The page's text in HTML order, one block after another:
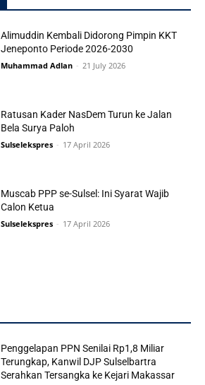
Alimuddin Kembali Didorong Pimpin KKT
Jeneponto Periode 2026-2030
Muhammad Adlan - 21 July 2026
Ratusan Kader NasDem Turun ke Jalan
Bela Surya Paloh
Sulselekspres - 17 April 2026
Muscab PPP se-Sulsel: Ini Syarat Wajib
Calon Ketua
Sulselekspres - 17 April 2026
Penggelapan PPN Senilai Rp1,8 Miliar
Terungkap, Kanwil DJP Sulselbartra
Serahkan Tersangka ke Kejari Makassar